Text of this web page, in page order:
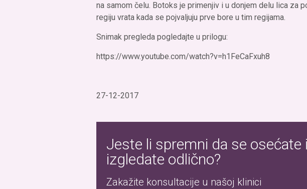
na samom čelu. Botoks je primenjiv i u donjem delu lica za
regiju vrata kada se pojvaljuju prve bore u tim regijama.
Snimak pregleda pogledajte u prilogu:
https://www.youtube.com/watch?v=h1FeCaFxuh8
27-12-2017
Jeste li spremni da se osećate i
izgledate odlično?
Zakažite konsultacije u našoj klinici